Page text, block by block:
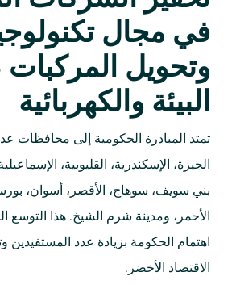
في مجال
وتحويل
البيئة والكهربائية
تمتد المبادرة الحكومية إلى محافظات
الجيزة، الإسكندرية، القليوبية،
بني سويف، سوهاج، الأقصر، أسوان،
الأحمر، ومدينة شرم الشيخ. هذا
اهتمام الحكومة بزيادة عدد المستفيدين
الاقتصاد الأخضر.